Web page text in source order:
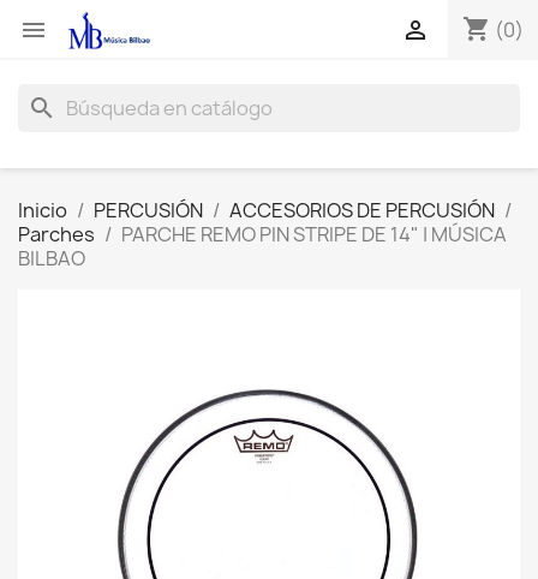
 shopping_cart (0)

search
Inicio PERCUSIÓN
ACCESORIOS DE PERCUSIÓN
Parches
PARCHE REMO PIN STRIPE DE 14" | MÚSICA
BILBAO